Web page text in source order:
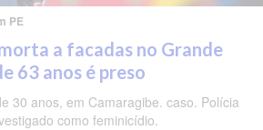
PE
a facadas no Grande
63 anos é preso
30 anos, em Camaragibe. caso. Polícia
como feminicídio.